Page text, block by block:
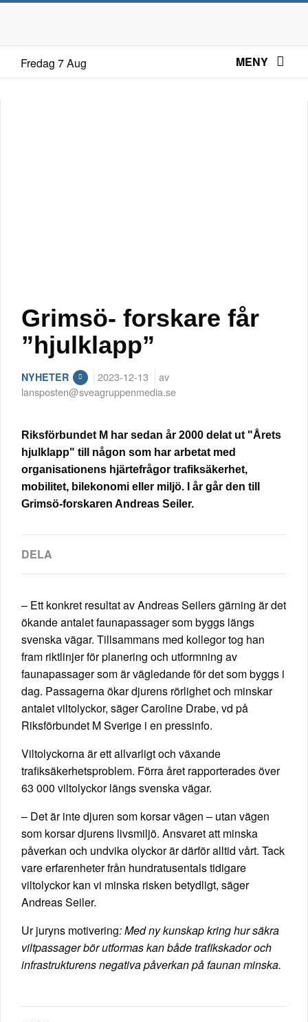
Fredag 7 Aug MENY
Grimsö- forskare får
”hjulklapp”
NYHETER 2023-12-13
av
lansposten@sveagruppenmedia.se
Riksförbundet M har sedan år 2000 delat ut "Årets
hjulklapp" till någon som har arbetat med
organisationens hjärtefrågor trafiksäkerhet,
mobilitet, bilekonomi eller miljö. I år går den till
Grimsö-forskaren Andreas Seiler.
– Ett konkret resultat av Andreas Seilers gärning är det
ökande antalet faunapassager som byggs längs
svenska vägar. Tillsammans med kollegor tog han
fram riktlinjer för planering och utformning av
faunapassager som är vägledande för det som byggs i
dag. Passagerna ökar djurens rörlighet och minskar
antalet viltolyckor, säger Caroline Drabe, vd på
Riksförbundet M Sverige i en pressinfo.
Viltolyckorna är ett allvarligt och växande
trafiksäkerhetsproblem. Förra året rapporterades över
63 000 viltolyckor längs svenska vägar.
– Det är inte djuren som korsar vägen – utan vägen
som korsar djurens livsmiljö. Ansvaret att minska
påverkan och undvika olyckor är därför alltid vårt. Tack
vare erfarenheter från hundratusentals tidigare
viltolyckor kan vi minska risken betydligt, säger
Andreas Seiler.
Ur juryns motivering: Med ny kunskap kring hur säkra
viltpassager bör utformas kan både trafikskador och
infrastrukturens negativa påverkan på faunan minska.